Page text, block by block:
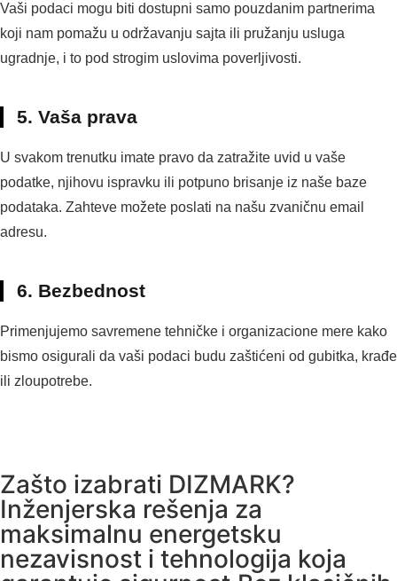
Vaši podaci mogu biti dostupni samo pouzdanim partnerima
koji nam pomažu u održavanju sajta ili pružanju usluga
ugradnje, i to pod strogim uslovima poverljivosti.
5. Vaša prava
U svakom trenutku imate pravo da zatražite uvid u vaše
podatke, njihovu ispravku ili potpuno brisanje iz naše baze
podataka. Zahteve možete poslati na našu zvaničnu email
adresu.
6. Bezbednost
Primenjujemo savremene tehničke i organizacione mere kako
bismo osigurali da vaši podaci budu zaštićeni od gubitka, krađe
ili zloupotrebe.
Zašto izabrati DIZMARK?
Inženjerska rešenja za
maksimalnu energetsku
nezavisnost i tehnologija koja